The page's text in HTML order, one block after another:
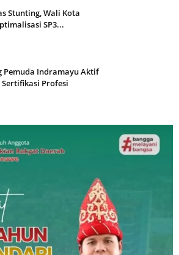
Stunting, Wali Kota
SP3...
Indramayu Aktif
Profesi